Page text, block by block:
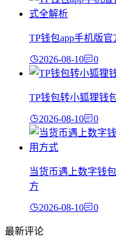
TP钱包app手机版
2026-08-10 0
TP钱包转小狐狸钱
2026-08-10 0
当货币遇上数字钱
方
2026-08-10 0
最新评论